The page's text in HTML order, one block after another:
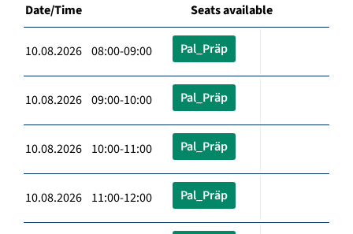
Date/Time Seats available
10.08.2026 08:00-09:00 Pal_Präp
10.08.2026 09:00-10:00 Pal_Präp
10.08.2026 10:00-11:00 Pal_Präp
10.08.2026 11:00-12:00 Pal_Präp